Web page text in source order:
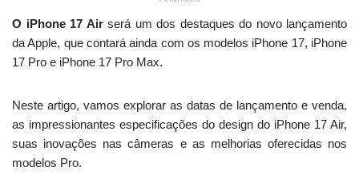
O iPhone 17 Airserá um dos destaques do novo lançamento
da Apple, que contará ainda com os modelos iPhone 17, iPhone
17 Pro e iPhone 17 Pro Max.
Neste artigo, vamos explorar as datas de lançamento e venda,
as impressionantes especificações do design do iPhone 17 Air,
suas inovações nas câmeras e as melhorias oferecidas nos
modelos Pro.